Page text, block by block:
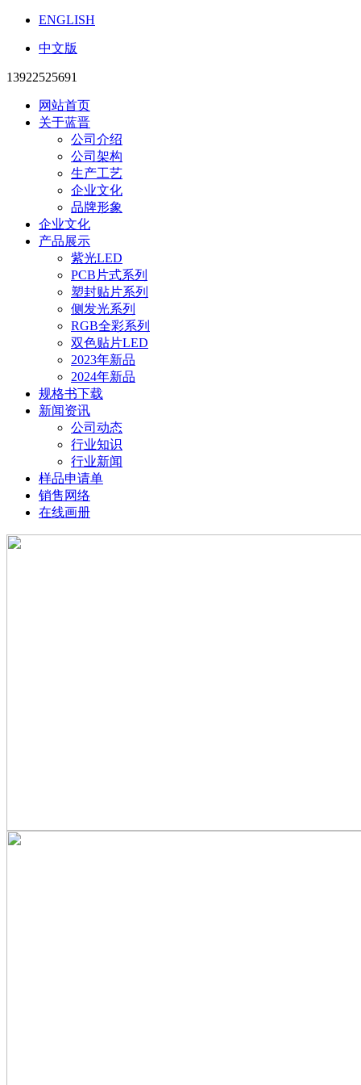
ENGLISH
中文版
13922525691
网站首页
关于蓝晋
公司介绍
公司架构
生产工艺
企业文化
品牌形象
企业文化
产品展示
紫光LED
PCB片式系列
塑封贴片系列
侧发光系列
RGB全彩系列
双色贴片LED
2023年新品
2024年新品
规格书下载
新闻资讯
公司动态
行业知识
行业新闻
样品申请单
销售网络
在线画册